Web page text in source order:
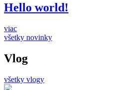
Hello world!
viac
všetky novinky
Vlog
všetky vlogy